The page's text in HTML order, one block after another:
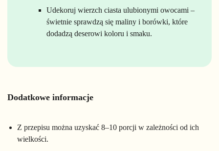
Udekoruj wierzch ciasta ulubionymi owocami –
świetnie sprawdzą się maliny i borówki, które
dodadzą deserowi koloru i smaku.
Dodatkowe informacje
Z przepisu można uzyskać 8–10 porcji w zależności od ich
wielkości.